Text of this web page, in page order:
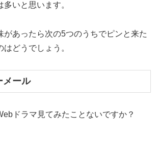
いと思います。
があったら次の5つのうちでピンと来た
どうでしょう。
メール
ドラマ見てみたことないですか？